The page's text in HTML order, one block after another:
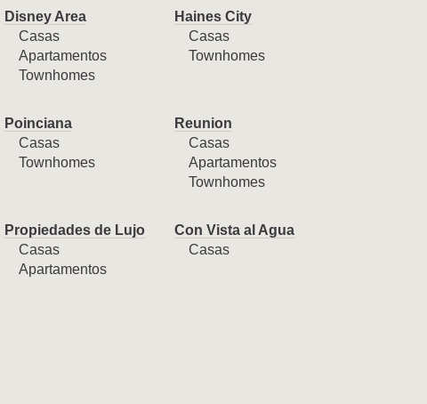
Disney Area
Casas
Apartamentos
Townhomes
Haines City
Casas
Townhomes
Poinciana
Casas
Townhomes
Reunion
Casas
Apartamentos
Townhomes
Propiedades de Lujo
Casas
Apartamentos
Con Vista al Agua
Casas